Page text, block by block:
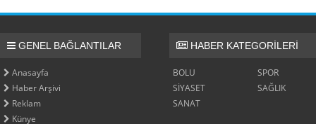
GENEL BAĞLANTILAR
Anasayfa
Haber Arşivi
Reklam
Künye
HABER KATEGORİLERİ
BOLU
SPOR
SİYASET
SAĞLIK
SANAT